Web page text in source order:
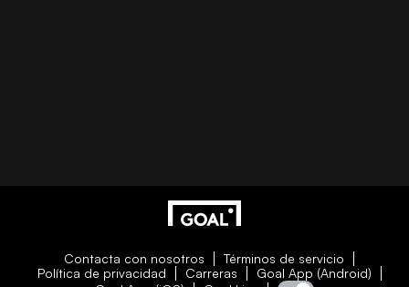
Contacta con nosotros
Términos de servicio
Política de privacidad
Carreras
Goal App (Android)